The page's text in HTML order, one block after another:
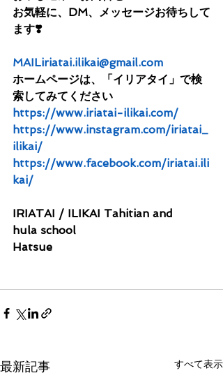
お気軽に、DM、メッセージお待ちして
ます❣️
MAILiriatai.ilikai@gmail.com
ホームページは、「イリアタイ」で検
索してみてください
https://www.iriatai-ilikai.com/
https://www.instagram.com/iriatai_
ilikai/
https://www.facebook.com/iriatai.ili
kai/
IRIATAI / ILIKAI Tahitian and
hula school
Hatsue
最新記事 すべて表示